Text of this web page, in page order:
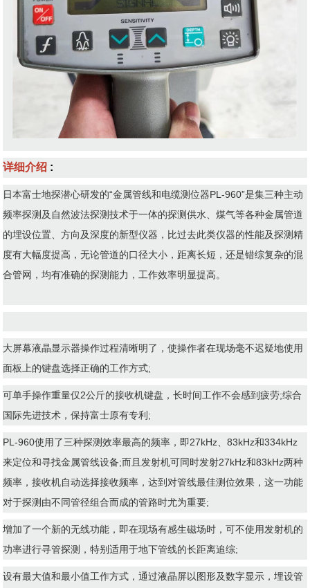
详细介绍 :
日本富士地探潜心研发的“金属管线和电缆测位器PL-960”是集三种主动
频率探测及自然波法探测技术于一体的探测供水、煤气等各种金属管道
的埋设位置、方向及深度的新型仪器，比过去此类仪器的性能及探测精
度有大幅度提高，无论管道的口径大小，距离长短，还是错综复杂的混
合管网，均有准确的探测能力，工作效率明显提高。
大屏幕液晶显示器操作过程清晰明了，使操作者在现场毫不迟疑地使用
面板上的键盘选择正确的工作方式;
可单手操作重量仅2公斤的接收机键盘，长时间工作不会感到疲劳;综合
国际先进技术，保持富士原有专利;
PL-960使用了三种探测效率最高的频率，即27kHz、83kHz和334kHz
来定位和寻找金属管线设备;而且发射机可同时发射27kHz和83kHz两种
频率，接收机自动选择接收频率，达到对管线最佳测位效果，这一功能
对于探测由不同管径组合而成的管路时尤为重要;
增加了一个新的无线功能，即在现场有感生磁场时，可不使用发射机的
功率进行寻管探测，特别适用于地下管线的长距离追综;
设有最大值和最小值工作方式，通过液晶屏以图形及数字显示，埋设管